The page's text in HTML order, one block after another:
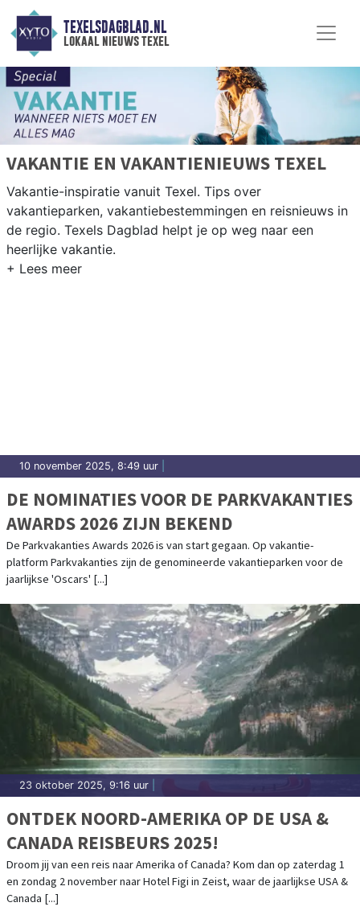
TEXELSDAGBLAD.NL
lokaal nieuws texel
VAKANTIE EN VAKANTIENIEUWS TEXEL
Vakantie-inspiratie vanuit Texel. Tips over
vakantieparken, vakantiebestemmingen en reisnieuws in
de regio. Texels Dagblad helpt je op weg naar een
heerlijke vakantie.
10 november 2025, 8:49 uur
DE NOMINATIES VOOR DE PARKVAKANTIES
AWARDS 2026 ZIJN BEKEND
De Parkvakanties Awards 2026 is van start gegaan. Op vakantie-
platform Parkvakanties zijn de genomineerde vakantieparken voor de
jaarlijkse 'Oscars' [...]
23 oktober 2025, 9:16 uur
ONTDEK NOORD-AMERIKA OP DE USA &
CANADA REISBEURS 2025!
Droom jij van een reis naar Amerika of Canada? Kom dan op zaterdag 1
en zondag 2 november naar Hotel Figi in Zeist, waar de jaarlijkse USA &
Canada [...]